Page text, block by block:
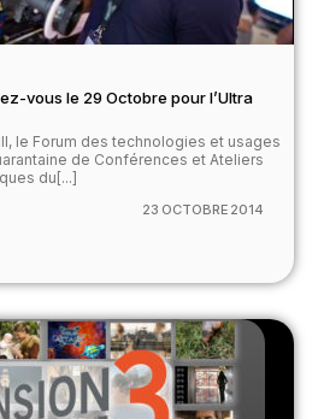
vous le 29 Octobre pour l’Ultra
le Forum des technologies et usages
de Conférences et Ateliers
du[...]
23 OCTOBRE 2014